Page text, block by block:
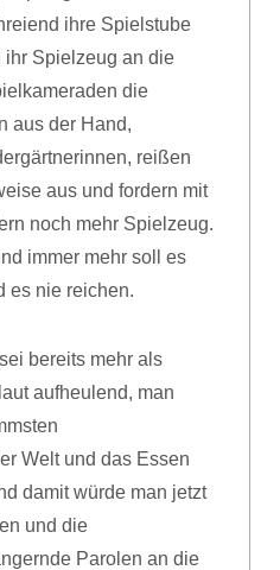
ihre Spielstube
ihr Spielzeug an die
die
aus der Hand,
reißen
aus und fordern mit
noch mehr Spielzeug.
immer mehr soll es
es nie reichen.
bereits mehr als
aufheulend, man
Welt und das Essen
damit würde man jetzt
und die
Parolen an die